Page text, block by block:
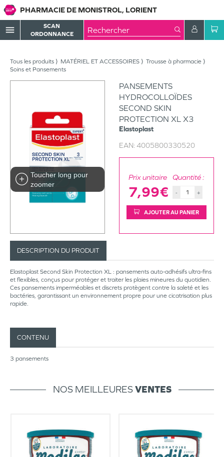
PHARMACIE DE MONISTROL, LORIENT
menu
SCAN
ORDONNANCE
Tous les produits MATÉRIEL ET ACCESSOIRES
Trousse à pharmacie
Soins et Pansements
Toucher long pour
zoomer
PANSEMENTS
HYDROCOLLOÏDES
SECOND SKIN
PROTECTION XL X3
Elastoplast
EAN: 4005800330520
Prix unitaire
7,99€
Quantité :
- +
AJOUTER AU PANIER
DESCRIPTION DU PRODUIT
Elastoplast Second Skin Protection XL : pansements auto-adhésifs ultra-fins
et flexibles, conçus pour protéger et traiter les plaies mineures du quotidien.
Ces pansements imperméables et discrets protègent contre la saleté et les
bactéries, garantissant un environnement propre pour une cicatrisation plus
rapide.
CONTENU
3 pansements
NOS MEILLEURESVENTES